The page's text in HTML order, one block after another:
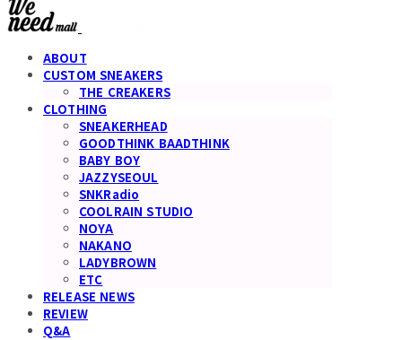
ABOUT
CUSTOM SNEAKERS
THE CREAKERS
CLOTHING
SNEAKERHEAD
GOODTHINK BAADTHINK
BABY BOY
JAZZYSEOUL
SNKRadio
COOLRAIN STUDIO
NOYA
NAKANO
LADYBROWN
ETC
RELEASE NEWS
REVIEW
Q&A